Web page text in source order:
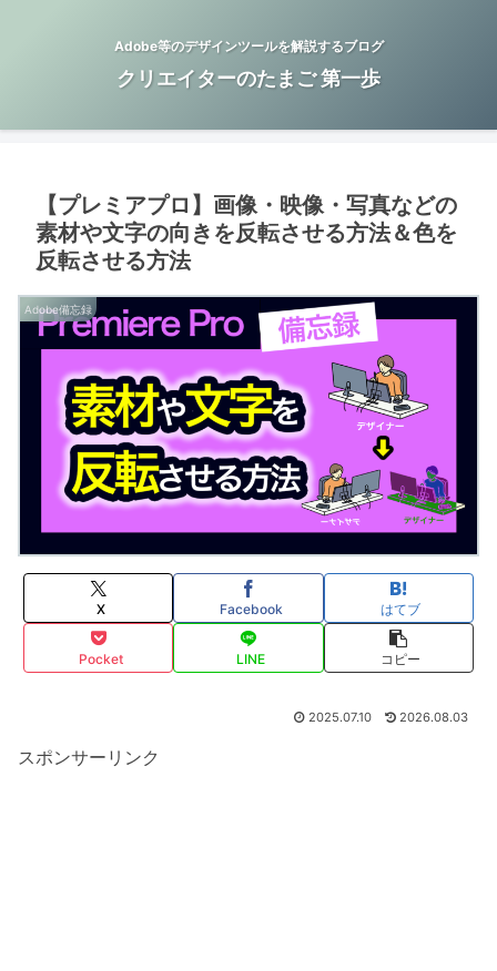
Adobe等のデザインツールを解説するブログ
クリエイターのたまご 第一歩
【プレミアプロ】画像・映像・写真などの
素材や文字の向きを反転させる方法＆色を
反転させる方法
Adobe備忘録
X Facebook はてブ
Pocket LINE コピー
2025.07.10 2026.08.03
スポンサーリンク